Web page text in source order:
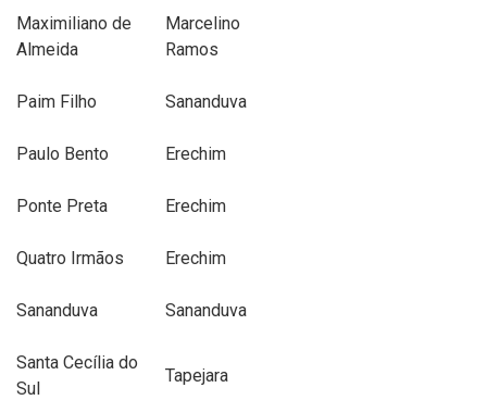
Maximiliano de
Almeida
Marcelino
Ramos
Paim Filho Sananduva
Paulo Bento Erechim
Ponte Preta Erechim
Quatro Irmãos Erechim
Sananduva Sananduva
Santa Cecília do
Sul
Tapejara